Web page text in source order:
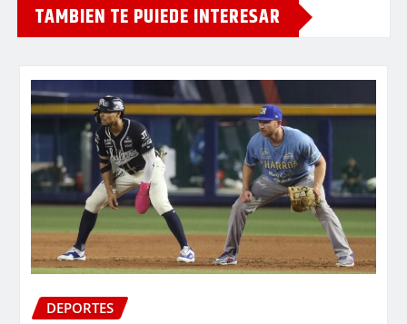
TAMBIEN TE PUIEDE INTERESAR
DEPORTES